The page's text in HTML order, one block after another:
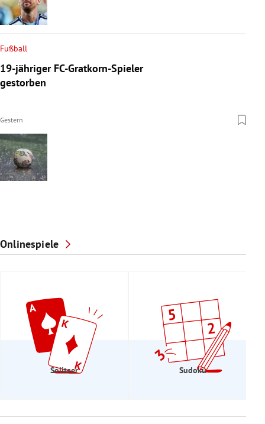
Fußball
19-jähriger FC-Gratkorn-Spieler
gestorben
Gestern
Onlinespiele
Solitaer Sudoku